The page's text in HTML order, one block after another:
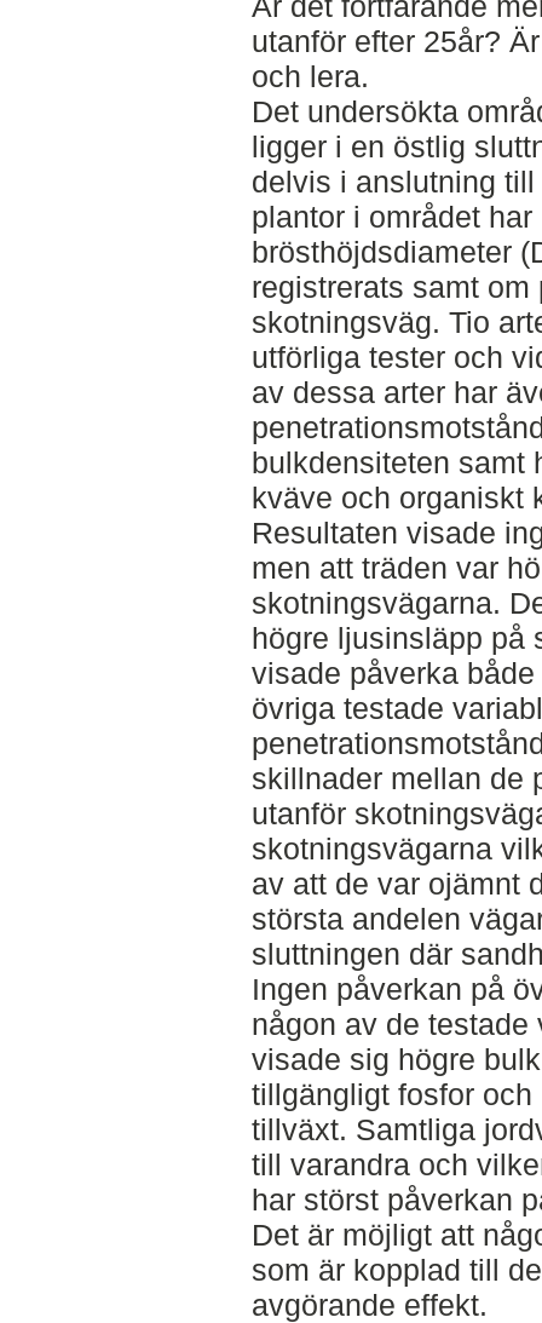
utanför efter 25år?
och lera.
Det undersökta
ligger i en östlig
delvis i anslutning
plantor i området
brösthöjdsdiameter
registrerats samt
skotningsväg. Tio
utförliga tester och
av dessa arter har
bulkdensiteten samt
kväve och organiskt
Resultaten visade
men att träden var
skotningsvägarna.
högre ljusinsläpp på
visade påverka
övriga testade
skillnader mellan de
utanför
skotningsvägarna
av att de var ojämnt
största andelen
sluttningen där
Ingen påverkan på
någon av de testade
visade sig högre
tillgängligt fosfor
tillväxt. Samtliga
till varandra och
har störst påverkan
Det är möjligt att
som är kopplad till
avgörande effekt.